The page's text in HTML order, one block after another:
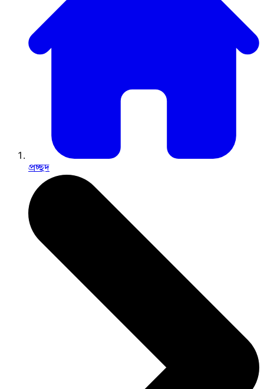
প্রচ্ছদ